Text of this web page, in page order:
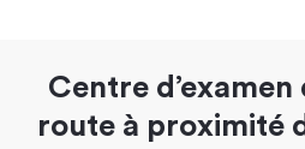
Centre
route à proximité